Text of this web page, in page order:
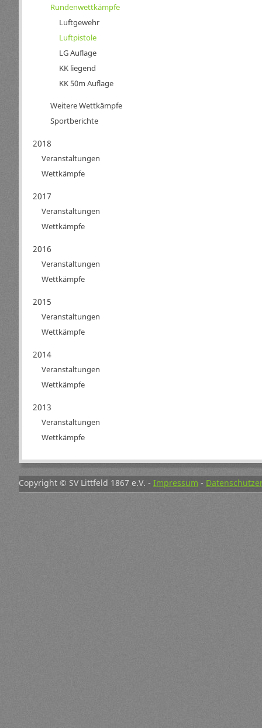
Rundenwettkämpfe
Luftgewehr
Luftpistole
LG Auflage
KK liegend
KK 50m Auflage
Weitere Wettkämpfe
Sportberichte
2018
Veranstaltungen
Wettkämpfe
2017
Veranstaltungen
Wettkämpfe
2016
Veranstaltungen
Wettkämpfe
2015
Veranstaltungen
Wettkämpfe
2014
Veranstaltungen
Wettkämpfe
2013
Veranstaltungen
Wettkämpfe
Copyright © SV Littfeld 1867 e.V. - Impressum -